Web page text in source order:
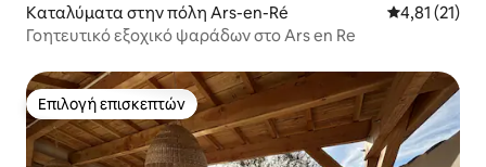
Καταλύματα στην πόλη Ars-en-Ré Μέση
4,81 (21)
Γοητευτικό εξοχικό ψαράδων στο Ars en Re
Επιλογή επισκεπτών
Επιλογή επισκεπτών